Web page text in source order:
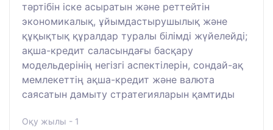
тәртібін іске асыратын және реттейтін
экономикалық, ұйымдастырушылық және
құқықтық құралдар туралы білімді жүйелейді;
ақша-кредит саласындағы басқару
модельдерінің негізгі аспектілерін, сондай-ақ
мемлекеттің ақша-кредит және валюта
саясатын дамыту стратегияларын қамтиды
Оқу жылы - 1